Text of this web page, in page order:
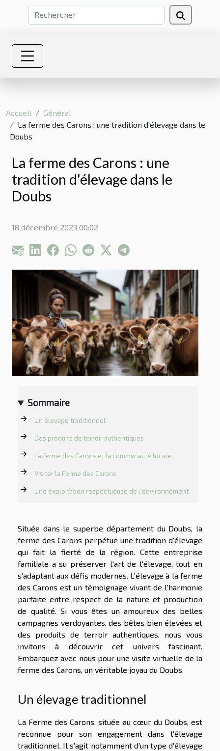
Accueil
Général
La ferme des Carons : une tradition d'élevage dans le
Doubs
La ferme des Carons : une
tradition d'élevage dans le
Doubs
18 décembre 2023 00:02
Sommaire
Un élevage traditionnel
Des produits de terroir authentiques
La ferme des Carons et la communauté locale
Visiter la Ferme des Carons
Une exploitation respectueuse de l'environnement
Située dans le superbe département du Doubs, la
ferme des Carons perpétue une tradition d'élevage
qui fait la fierté de la région. Cette entreprise
familiale a su préserver l'art de l'élevage, tout en
s'adaptant aux défis modernes. L'élevage à la ferme
des Carons est un témoignage vivant de l'harmonie
parfaite entre respect de la nature et production
de qualité. Si vous êtes un amoureux des belles
campagnes verdoyantes, des bêtes bien élevées et
des produits de terroir authentiques, nous vous
invitons à découvrir cet univers fascinant.
Embarquez avec nous pour une visite virtuelle de la
ferme des Carons, un véritable joyau du Doubs.
Un élevage traditionnel
La Ferme des Carons, située au cœur du Doubs, est
reconnue pour son engagement dans l'élevage
traditionnel. Il s'agit notamment d'un type d'élevage